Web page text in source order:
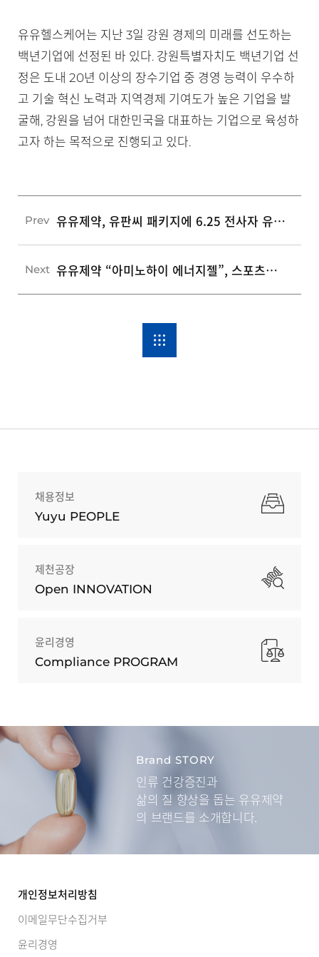
유유헬스케어는 지난 3일 강원 경제의 미래를 선도하는
백년기업에 선정된 바 있다. 강원특별자치도 백년기업 선
정은 도내 20년 이상의 장수기업 중 경영 능력이 우수하
고 기술 혁신 노력과 지역경제 기여도가 높은 기업을 발
굴해, 강원을 넘어 대한민국을 대표하는 기업으로 육성하
고자 하는 목적으로 진행되고 있다.
Prev 유유제약, 유판씨 패키지에 6.25 전사자 유해발굴사업 홍보 문구 적용
Next 유유제약 “아미노하이 에너지젤”, 스포츠마케팅에 진심
채용정보
Yuyu PEOPLE
제천공장
Open INNOVATION
윤리경영
Compliance PROGRAM
Brand STORY
인류 건강증진과
삶의 질 향상을 돕는 유유제약
의 브랜드를 소개합니다.
개인정보처리방침
이메일무단수집거부
윤리경영